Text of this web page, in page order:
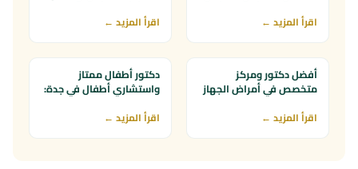
اقرأ المزيد ← اقرأ المزيد ←
أفضل دكتور ومركز
متخصص في أمراض الجهاز
اقرأ المزيد ←
دكتور أطفال ممتاز
واستشاري أطفال في جدة:
اقرأ المزيد ←